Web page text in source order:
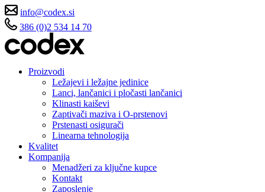
info@codex.si
386 (0)2 534 14 70
Proizvodi
Ležajevi i ležajne jedinice
Lanci, lančanici i pločasti lančanici
Klinasti kaiševi
Zaptivači maziva i O-prstenovi
Prstenasti osigurači
Linearna tehnologija
Kvalitet
Kompanija
Menadžeri za ključne kupce
Kontakt
Zaposlenje